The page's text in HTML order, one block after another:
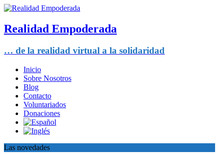
Realidad Empoderada
… de la realidad virtual a la solidaridad
Inicio
Sobre Nosotros
Blog
Contacto
Voluntariados
Donaciones
Las novedades